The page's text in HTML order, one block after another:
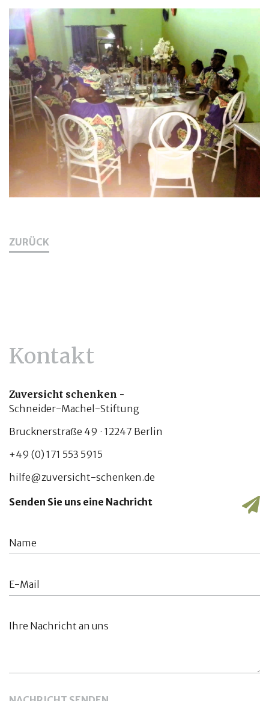
ZURÜCK
Kontakt
Zuversicht schenken -
Schneider-Machel-Stiftung
Brucknerstraße 49 · 12247 Berlin
+49 (0) 171 553 5915
hilfe@zuversicht-schenken.de
Senden Sie uns eine Nachricht